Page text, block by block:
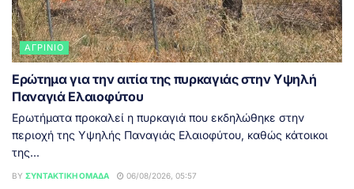
ΑΓΡΊΝΙΟ
Ερώτημα για την αιτία της πυρκαγιάς στην Υψηλή
Παναγιά Ελαιοφύτου
Ερωτήματα προκαλεί η πυρκαγιά που εκδηλώθηκε στην
περιοχή της Υψηλής Παναγιάς Ελαιοφύτου, καθώς κάτοικοι
της...
BY ΣΥΝΤΑΚΤΙΚΉ ΟΜΆΔΑ 06/08/2026, 05:57